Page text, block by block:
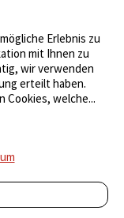
Erlebnis zu
mit Ihnen zu
wir verwenden
erteilt haben.
Cookies, welche...